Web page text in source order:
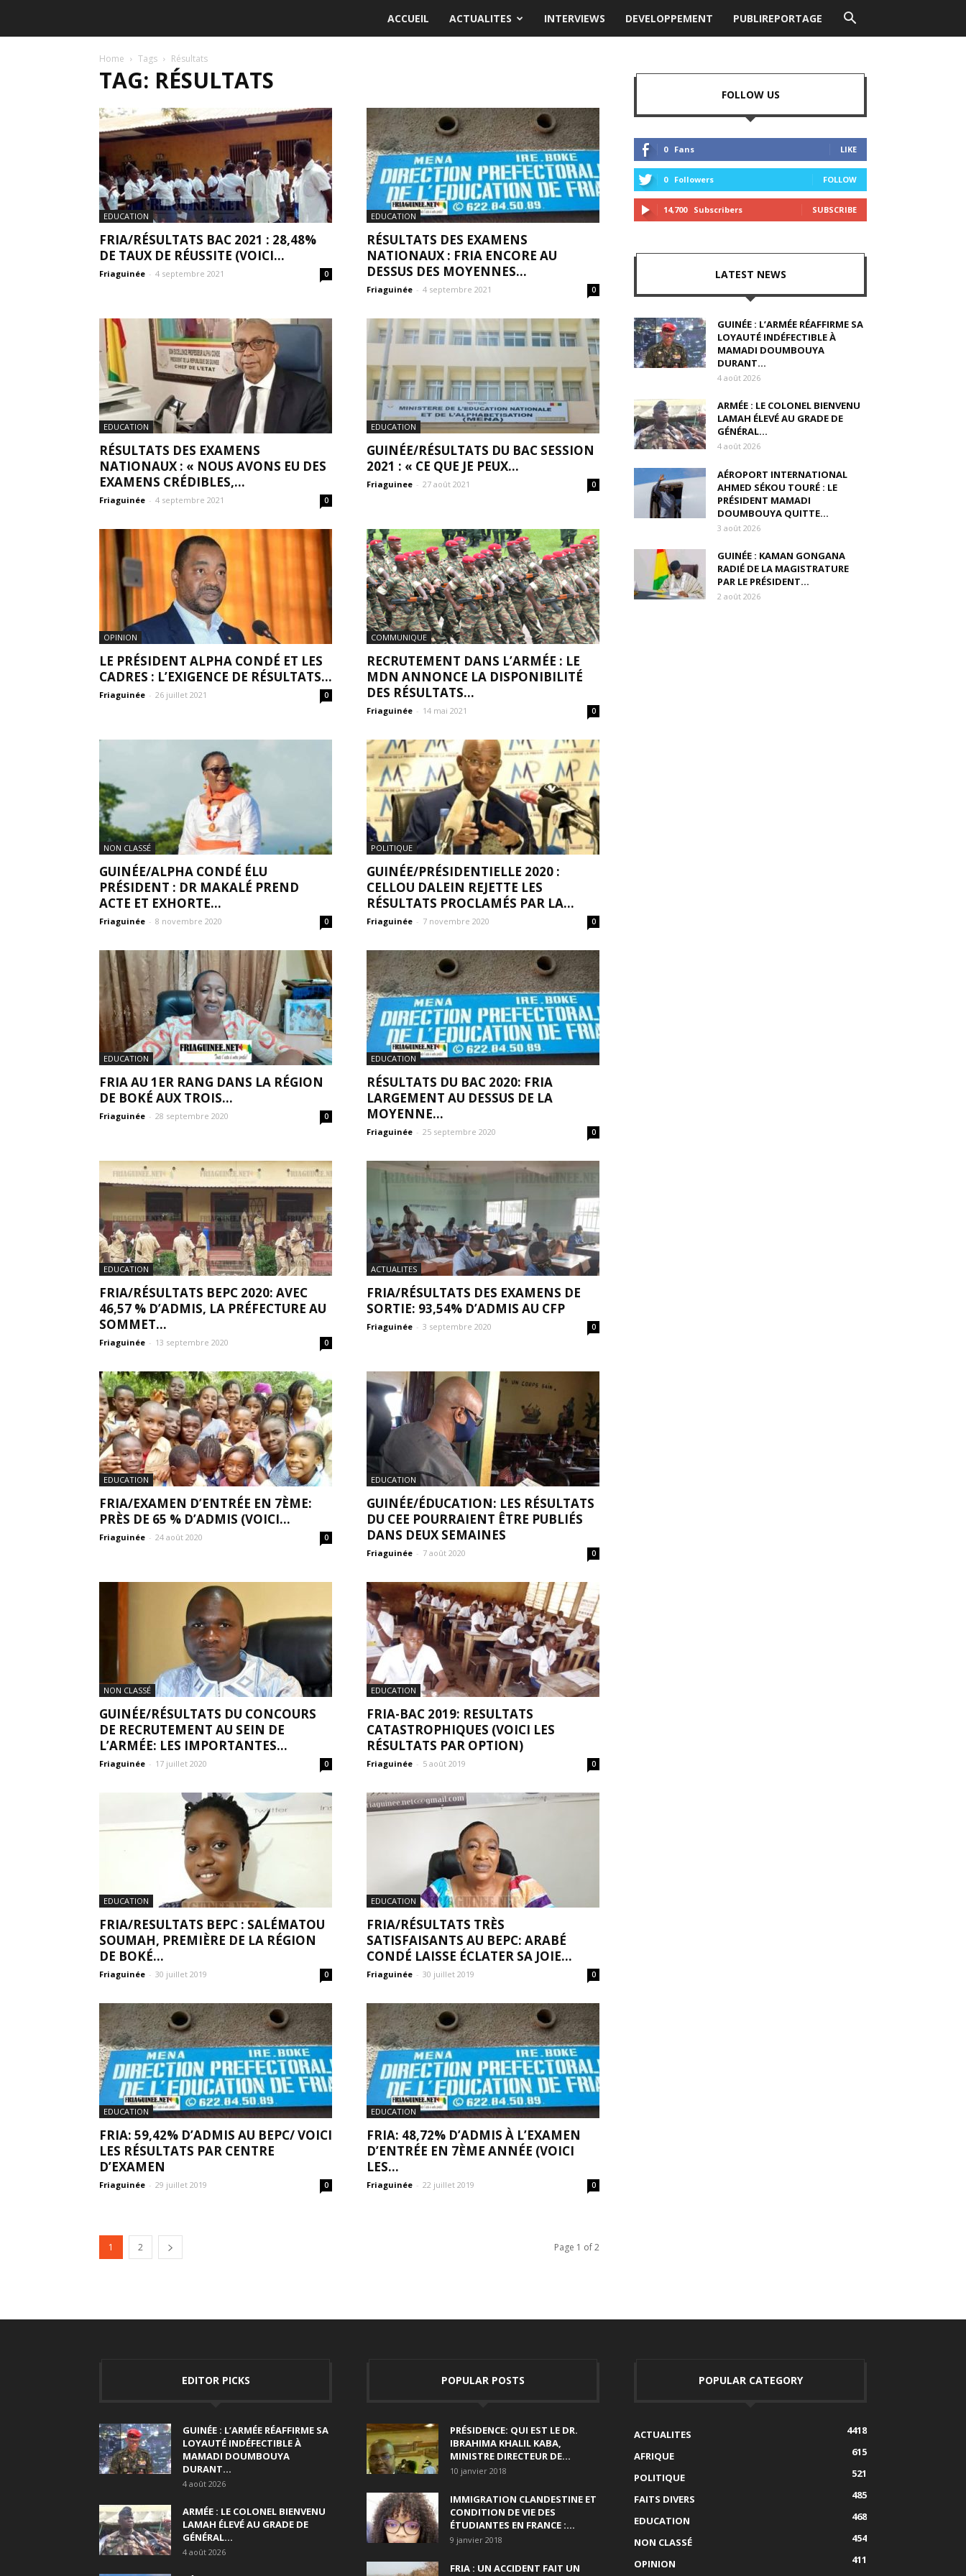
ACCUEIL ACTUALITES INTERVIEWS DEVELOPPEMENT PUBLIREPORTAGE
Home Tags Résultats
TAG: RÉSULTATS
EDUCATION
FRIA/RÉSULTATS BAC 2021 : 28,48%
DE TAUX DE RÉUSSITE (VOICI...
Friaguinée - 4 septembre 2021 0
EDUCATION
RÉSULTATS DES EXAMENS
NATIONAUX : FRIA ENCORE AU
DESSUS DES MOYENNES...
Friaguinée - 4 septembre 2021 0
EDUCATION
RÉSULTATS DES EXAMENS
NATIONAUX : « NOUS AVONS EU DES
EXAMENS CRÉDIBLES,...
Friaguinée - 4 septembre 2021 0
EDUCATION
GUINÉE/RÉSULTATS DU BAC SESSION
2021 : « CE QUE JE PEUX...
Friaguinee - 27 août 2021 0
OPINION
LE PRÉSIDENT ALPHA CONDÉ ET LES
CADRES : L’EXIGENCE DE RÉSULTATS...
Friaguinée - 26 juillet 2021 0
COMMUNIQUE
RECRUTEMENT DANS L’ARMÉE : LE
MDN ANNONCE LA DISPONIBILITÉ
DES RÉSULTATS...
Friaguinée - 14 mai 2021 0
NON CLASSÉ
GUINÉE/ALPHA CONDÉ ÉLU
PRÉSIDENT : DR MAKALÉ PREND
ACTE ET EXHORTE...
Friaguinée - 8 novembre 2020 0
POLITIQUE
GUINÉE/PRÉSIDENTIELLE 2020 :
CELLOU DALEIN REJETTE LES
RÉSULTATS PROCLAMÉS PAR LA...
Friaguinée - 7 novembre 2020 0
EDUCATION
FRIA AU 1ER RANG DANS LA RÉGION
DE BOKÉ AUX TROIS...
Friaguinée - 28 septembre 2020 0
EDUCATION
RÉSULTATS DU BAC 2020: FRIA
LARGEMENT AU DESSUS DE LA
MOYENNE...
Friaguinée - 25 septembre 2020 0
EDUCATION
FRIA/RÉSULTATS BEPC 2020: AVEC
46,57 % D’ADMIS, LA PRÉFECTURE AU
SOMMET...
Friaguinée - 13 septembre 2020 0
ACTUALITES
FRIA/RÉSULTATS DES EXAMENS DE
SORTIE: 93,54% D’ADMIS AU CFP
Friaguinée - 3 septembre 2020 0
EDUCATION
FRIA/EXAMEN D’ENTRÉE EN 7ÈME:
PRÈS DE 65 % D’ADMIS (VOICI...
Friaguinée - 24 août 2020 0
EDUCATION
GUINÉE/ÉDUCATION: LES RÉSULTATS
DU CEE POURRAIENT ÊTRE PUBLIÉS
DANS DEUX SEMAINES
Friaguinée - 7 août 2020 0
NON CLASSÉ
GUINÉE/RÉSULTATS DU CONCOURS
DE RECRUTEMENT AU SEIN DE
L’ARMÉE: LES IMPORTANTES...
Friaguinée - 17 juillet 2020 0
EDUCATION
FRIA-BAC 2019: RESULTATS
CATASTROPHIQUES (VOICI LES
RÉSULTATS PAR OPTION)
Friaguinée - 5 août 2019 0
EDUCATION
FRIA/RESULTATS BEPC : SALÉMATOU
SOUMAH, PREMIÈRE DE LA RÉGION
DE BOKÉ...
Friaguinée - 30 juillet 2019 0
EDUCATION
FRIA/RÉSULTATS TRÈS
SATISFAISANTS AU BEPC: ARABÉ
CONDÉ LAISSE ÉCLATER SA JOIE...
Friaguinée - 30 juillet 2019 0
EDUCATION
FRIA: 59,42% D’ADMIS AU BEPC/ VOICI
LES RÉSULTATS PAR CENTRE
D’EXAMEN
Friaguinée - 29 juillet 2019 0
EDUCATION
FRIA: 48,72% D’ADMIS À L’EXAMEN
D’ENTRÉE EN 7ÈME ANNÉE (VOICI
LES...
Friaguinée - 22 juillet 2019 0
1 2 Page 1 of 2
FOLLOW US
0 Fans LIKE
0 Followers FOLLOW
14,700 Subscribers SUBSCRIBE
LATEST NEWS
GUINÉE : L’ARMÉE RÉAFFIRME SA
LOYAUTÉ INDÉFECTIBLE À
MAMADI DOUMBOUYA
DURANT...
4 août 2026
ARMÉE : LE COLONEL BIENVENU
LAMAH ÉLEVÉ AU GRADE DE
GÉNÉRAL...
4 août 2026
AÉROPORT INTERNATIONAL
AHMED SÉKOU TOURÉ : LE
PRÉSIDENT MAMADI
DOUMBOUYA QUITTE...
3 août 2026
GUINÉE : KAMAN GONGANA
RADIÉ DE LA MAGISTRATURE
PAR LE PRÉSIDENT...
2 août 2026
EDITOR PICKS
GUINÉE : L’ARMÉE RÉAFFIRME SA
LOYAUTÉ INDÉFECTIBLE À
MAMADI DOUMBOUYA
DURANT...
4 août 2026
ARMÉE : LE COLONEL BIENVENU
LAMAH ÉLEVÉ AU GRADE DE
GÉNÉRAL...
4 août 2026
POPULAR POSTS
PRÉSIDENCE: QUI EST LE DR.
IBRAHIMA KHALIL KABA,
MINISTRE DIRECTEUR DE...
10 janvier 2018
IMMIGRATION CLANDESTINE ET
CONDITION DE VIE DES
ÉTUDIANTES EN FRANCE :...
9 janvier 2018
FRIA : UN ACCIDENT FAIT UN
POPULAR CATEGORY
ACTUALITES
4418
AFRIQUE
615
POLITIQUE
521
FAITS DIVERS
485
EDUCATION
468
NON CLASSÉ
454
OPINION
411